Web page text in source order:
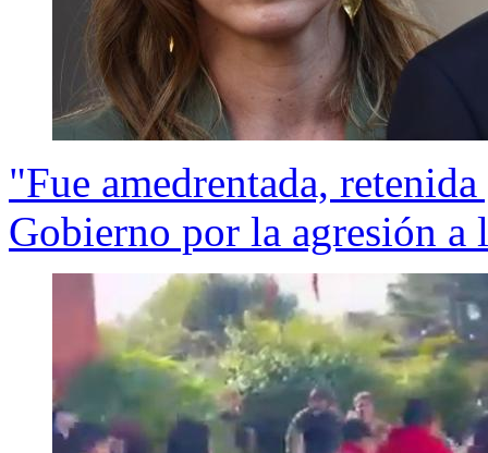
"Fue amedrentada,
Gobierno por la agresión a